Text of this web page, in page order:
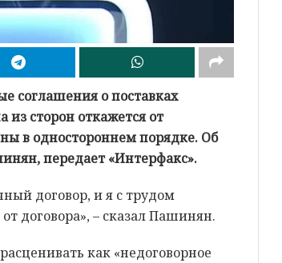
соглашения о поставках
из сторон откажется от
в одностороннем порядке. Об
передает «Интерфакс».
договор, и я с трудом
договора», – сказал Пашинян.
как «недоговорное